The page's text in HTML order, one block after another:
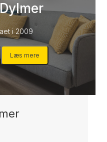
i 2009
Læs mere